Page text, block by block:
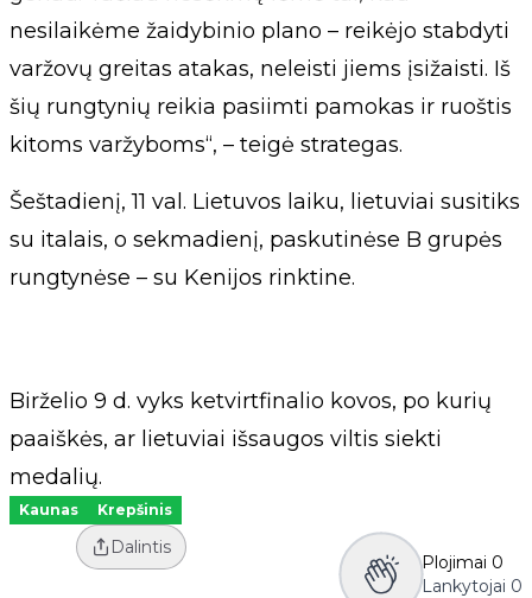
nesilaikėme žaidybinio plano – reikėjo stabdyti
varžovų greitas atakas, neleisti jiems įsižaisti. Iš
šių rungtynių reikia pasiimti pamokas ir ruoštis
kitoms varžyboms“, – teigė strategas.
Šeštadienį, 11 val. Lietuvos laiku, lietuviai susitiks
su italais, o sekmadienį, paskutinėse B grupės
rungtynėse – su Kenijos rinktine.
Birželio 9 d. vyks ketvirtfinalio kovos, po kurių
paaiškės, ar lietuviai išsaugos viltis siekti
medalių.
Kaunas Krepšinis
Dalintis
Plojimai 0
Lankytojai 0